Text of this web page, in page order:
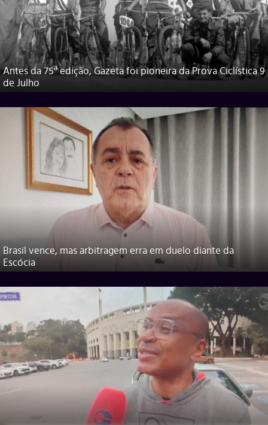
Antes da 75ª edição, Gazeta foi pioneira da Prova Ciclística 9
de Julho
Brasil vence, mas arbitragem erra em duelo diante da
Escócia